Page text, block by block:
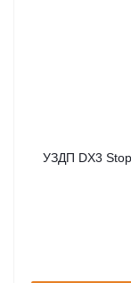
УЗДП DX3